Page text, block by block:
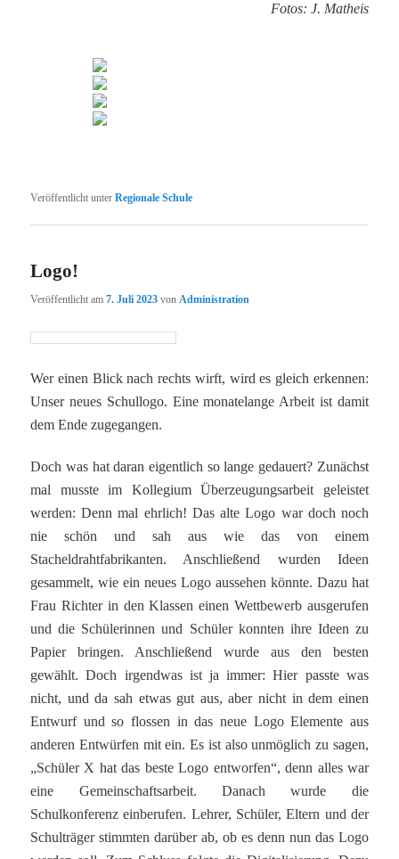
Fotos: J. Matheis
Veröffentlicht unter Regionale Schule
Logo!
Veröffentlicht am7. Juli 2023 von Administration
Wer einen Blick nach rechts wirft, wird es gleich erkennen:
Unser neues Schullogo. Eine monatelange Arbeit ist damit
dem Ende zugegangen.
Doch was hat daran eigentlich so lange gedauert? Zunächst
mal musste im Kollegium Überzeugungsarbeit geleistet
werden: Denn mal ehrlich! Das alte Logo war doch noch
nie schön und sah aus wie das von einem
Stacheldrahtfabrikanten. Anschließend wurden Ideen
gesammelt, wie ein neues Logo aussehen könnte. Dazu hat
Frau Richter in den Klassen einen Wettbewerb ausgerufen
und die Schülerinnen und Schüler konnten ihre Ideen zu
Papier bringen. Anschließend wurde aus den besten
gewählt. Doch irgendwas ist ja immer: Hier passte was
nicht, und da sah etwas gut aus, aber nicht in dem einen
Entwurf und so flossen in das neue Logo Elemente aus
anderen Entwürfen mit ein. Es ist also unmöglich zu sagen,
„Schüler X hat das beste Logo entworfen“, denn alles war
eine Gemeinschaftsarbeit. Danach wurde die
Schulkonferenz einberufen. Lehrer, Schüler, Eltern und der
Schulträger stimmten darüber ab, ob es denn nun das Logo